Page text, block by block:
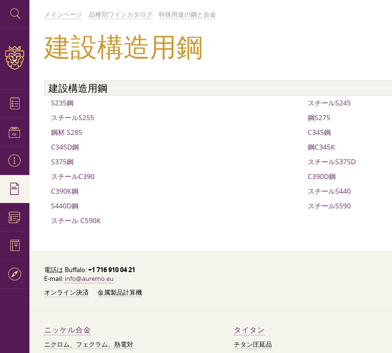
メインページ 品種別ワインカタログ 特殊用途の鋼と合金
建設構造用鋼
建設構造用鋼
S235鋼
スチールS245
スチールS255
鋼S275
鋼材 S285
C345鋼
C345D鋼
鋼C345K
S375鋼
スチールS375D
スチールC390
C390D鋼
C390K鋼
スチールS440
S440D鋼
スチールS590
スチール C590K
電話は Buffalo:+1 716 910 04 21
E-mail: info@auremo.eu
オンライン決済
金属製品計算機
ニッケル合金
ニクロム、フェクラム、熱電対
タイタン
チタン圧延品